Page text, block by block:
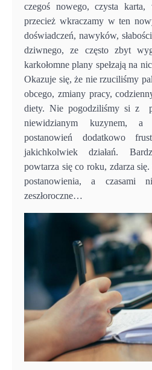
czegoś nowego, czysta
przecież wkraczamy w ten
doświadczeń, nawyków,
dziwnego, ze często zbyt
karkołomne plany spełzają na
Okazuje się, że nie rzuciliśmy
obcego, zmiany pracy,
diety. Nie pogodziliśmy si z
niewidzianym kuzynem, a
postanowień dodatkowo
jakichkolwiek działań.
powtarza się co roku, zdarza
postanowienia, a czasami
zeszłoroczne…